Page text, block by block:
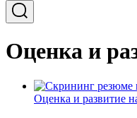
Оценка и
Оценка и развитие